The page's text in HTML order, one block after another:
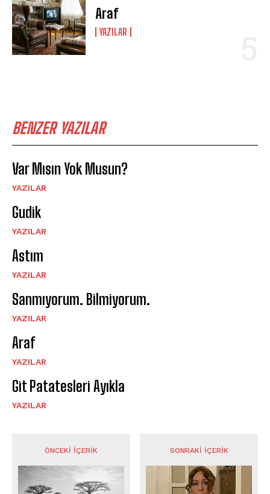
Araf
YAZILAR
BENZER YAZILAR
Var Mısın Yok Musun?
YAZILAR
Gudik
YAZILAR
Astım
YAZILAR
Sanmıyorum. Bilmiyorum.
YAZILAR
Araf
YAZILAR
Git Patatesleri Ayıkla
YAZILAR
ÖNCEKI İÇERIK SONRAKI İÇERIK